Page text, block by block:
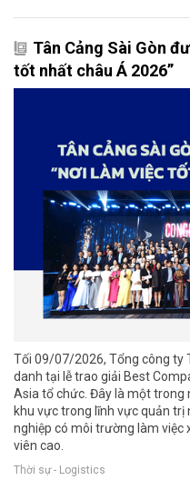
Tân Cảng Sài Gòn
tốt nhất châu Á 2026”
Tối 09/07/2026, Tổng công ty
danh tại lễ trao giải Best
Asia tổ chức. Đây là một trong
khu vực trong lĩnh vực quản trị
nghiệp có môi trường làm việc
viên cao.
Thời sự - Logistics